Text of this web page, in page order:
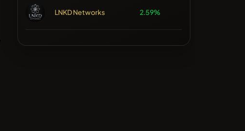
LNKD Networks 2.59%